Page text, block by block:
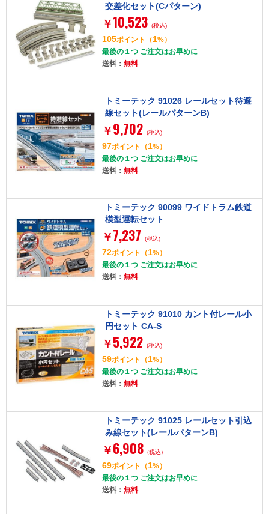
交差化セット(Cパターン)
￥10,523 (税込)
105ポイント （1%）
最後の１つ ご注文はお早めに
送料： 無料
トミーテック 91026 レールセット待避
線セット(レールパターンB)
￥ 9,702 (税込)
97ポイント （1%）
最後の１つ ご注文はお早めに
送料： 無料
トミーテック 90099 ワイドトラム鉄道
模型運転セット
￥ 7,237 (税込)
72ポイント （1%）
最後の１つ ご注文はお早めに
送料： 無料
トミーテック 91010 カント付レール小
円セット CA-S
￥ 5,922 (税込)
59ポイント （1%）
最後の１つ ご注文はお早めに
送料： 無料
トミーテック 91025 レールセット引込
み線セット(レールパターンB)
￥ 6,908 (税込)
69ポイント （1%）
最後の１つ ご注文はお早めに
送料： 無料